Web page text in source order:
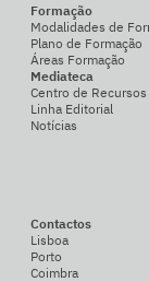
Formação
Modalidades de
Plano de Formação
Áreas Formação
Mediateca
Centro de Recursos
Linha Editorial
Notícias
Contactos
Lisboa
Porto
Coimbra